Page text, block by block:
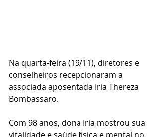
Na quarta-feira (19/11), diretores e
conselheiros recepcionaram a
associada aposentada Iria Thereza
Bombassaro.
Com 98 anos, dona Iria mostrou sua
vitalidade e saúde física e mental no